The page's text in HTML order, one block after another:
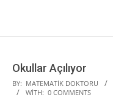
Okullar Açılıyor
2021-
03-
BY: MATEMATIK DOKTORU
WITH: 0 COMMENTS